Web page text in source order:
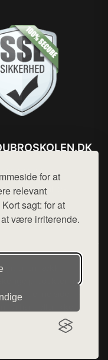
for at
relevant
sagt: for at
være irriterende.
hej@want.dk
og privatlivspolitik
en række
produkter fra
fra denne side - vi
Vi har heller ikke